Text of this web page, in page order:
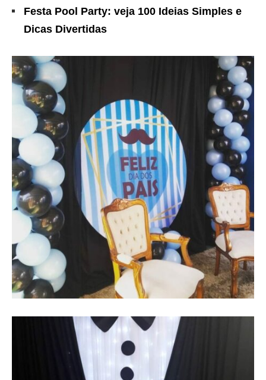
Festa Pool Party: veja 100 Ideias Simples e
Dicas Divertidas